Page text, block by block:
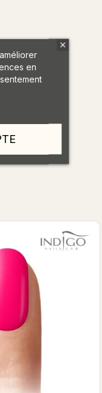
- Gel Brush 5ml
en